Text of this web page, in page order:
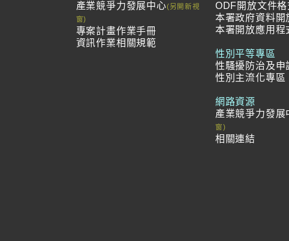
產業競爭力發展中心
專案計畫作業手冊
資訊作業相關規範
ODF開放文件格
本署政府資料開
本署開放應用程
性別平等專區
性騷擾防治及申
性別主流化專區
網路資源
產業競爭力發展
相關連結